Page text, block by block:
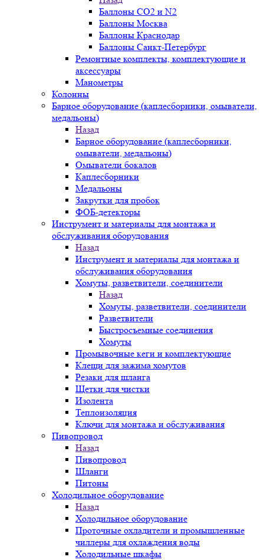
Баллоны СО2 и N2
Баллоны Москва
Баллоны Краснодар
Баллоны Санкт-Петербург
Ремонтные комплекты, комплектующие и
аксессуары
Манометры
Колонны
Барное оборудование (каплесборники, омыватели,
медальоны)
Назад
Барное оборудование (каплесборники,
омыватели, медальоны)
Омыватели бокалов
Каплесборники
Медальоны
Закрутки для пробок
ФОБ-детекторы
Инструмент и материалы для монтажа и
обслуживания оборудования
Назад
Инструмент и материалы для монтажа и
обслуживания оборудования
Хомуты, разветвители, соединители
Назад
Хомуты, разветвители, соединители
Разветвители
Быстросъемные соединения
Хомуты
Промывочные кеги и комплектующие
Клещи для зажима хомутов
Резаки для шланга
Щетки для чистки
Изолента
Теплоизоляция
Ключи для монтажа и обслуживания
Пивопровод
Назад
Пивопровод
Шланги
Питоны
Холодильное оборудование
Назад
Холодильное оборудование
Проточные охладители и промышленные
чиллеры для охлаждения воды
Холодильные шкафы